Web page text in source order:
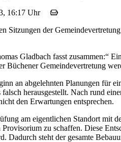
16:17 Uhr
Sitzungen der
Gladbach fasst zusammen:“
Büchener Gemeindevertretung
an abgelehnten Planungen für
herausgestellt. Nach rund
den Erwartungen entsprechen.
am eigentlichen Standort mit
zu schaffen. Diese
Dadurch steht der gesamte